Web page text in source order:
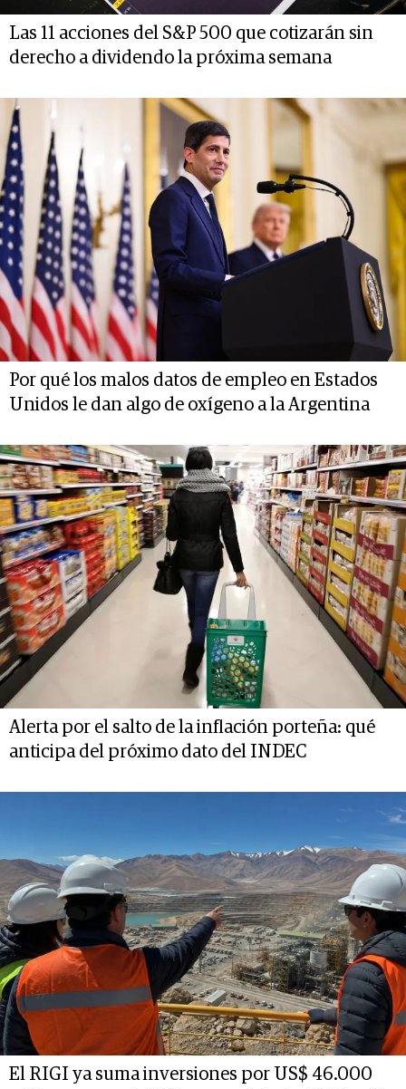
Las 11 acciones del S&P 500 que cotizarán sin
derecho a dividendo la próxima semana
Por qué los malos datos de empleo en Estados
Unidos le dan algo de oxígeno a la Argentina
Alerta por el salto de la inflación porteña: qué
anticipa del próximo dato del INDEC
El RIGI ya suma inversiones por US$ 46.000